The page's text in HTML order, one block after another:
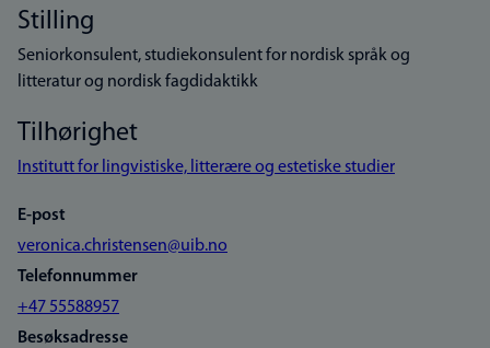
Stilling
Seniorkonsulent, studiekonsulent for nordisk språk og
litteratur og nordisk fagdidaktikk
Tilhørighet
Institutt for lingvistiske, litterære og estetiske studier
E-post
veronica.christensen@uib.no
Telefonnummer
+47 55588957
Besøksadresse